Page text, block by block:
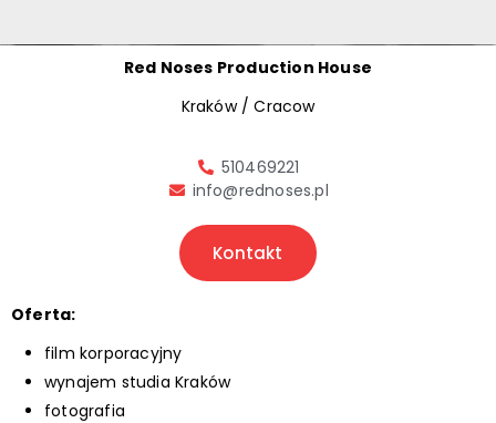
Red Noses Production House
Kraków / Cracow
510469221
info@rednoses.pl
Kontakt
Oferta:
film korporacyjny
wynajem studia Kraków
fotografia